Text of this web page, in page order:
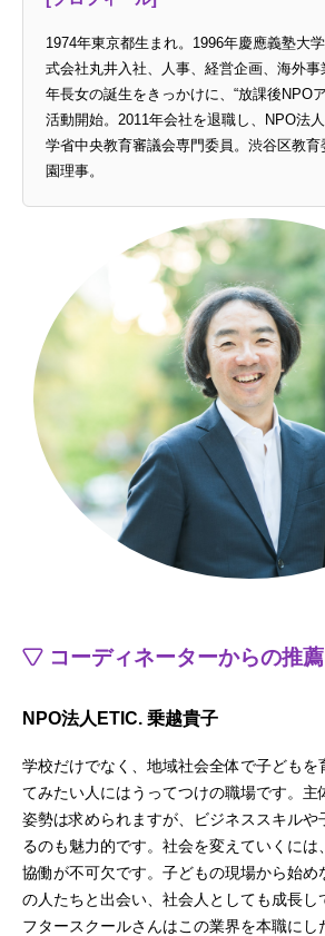
1974年東京都生まれ。1996年慶應義塾大
式会社丸井入社、人事、経営企画、海外
年長女の誕生をきっかけに、“放課後NPO
活動開始。2011年会社を退職し、NPO法
学省中央教育審議会専門委員。渋谷区教
園理事。
コーディネーターからの推
NPO法人ETIC. 乗越貴子
学校だけでなく、地域社会全体で子どもを
てみたい人にはうってつけの職場です。主
姿勢は求められますが、ビジネススキルや
るのも魅力的です。社会を変えていくに
協働が不可欠です。子どもの現場から始め
の人たちと出会い、社会人としても成長し
フタースクールさんはこの業界を本職にし